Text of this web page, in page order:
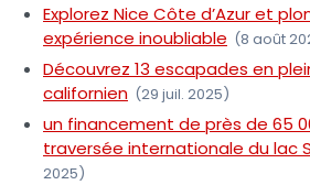
Explorez Nice Côte d’Azur et
expérience inoubliable (8 août
Découvrez 13 escapades en
californien (29 juil. 2025)
un financement de près de 65
traversée internationale du lac
2025)